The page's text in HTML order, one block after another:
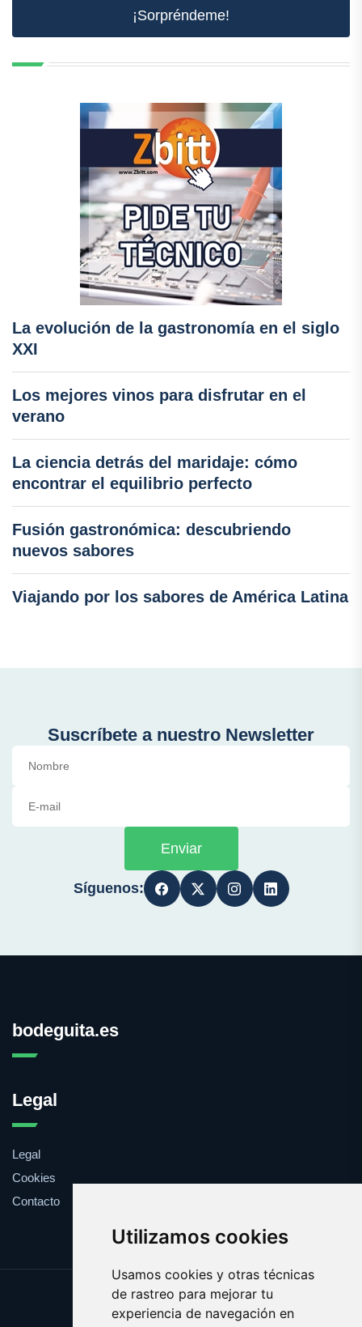
Utilizamos cookies
Usamos cookies y otras técnicas
de rastreo para mejorar tu
experiencia de navegación en
¡Sorpréndeme!
La evolución de la gastronomía en el siglo
XXI
Los mejores vinos para disfrutar en el
verano
La ciencia detrás del maridaje: cómo
encontrar el equilibrio perfecto
Fusión gastronómica: descubriendo
nuevos sabores
Viajando por los sabores de América Latina
Suscríbete a nuestro Newsletter
Enviar
Síguenos:
bodeguita.es
Legal
Legal
Cookies
Contacto
Update cookies preferences